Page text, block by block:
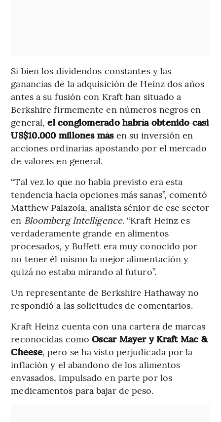
Si bien los dividendos constantes y las
ganancias de la adquisición de Heinz dos años
antes a su fusión con Kraft han situado a
Berkshire firmemente en números negros en
general,el conglomerado habría obtenido casi
US$10.000 millones másen su inversión en
acciones ordinarias apostando por el mercado
de valores en general.
“Tal vez lo que no había previsto era esta
tendencia hacia opciones más sanas”, comentó
Matthew Palazola, analista sénior de ese sector
en Bloomberg Intelligence. “Kraft Heinz es
verdaderamente grande en alimentos
procesados, y Buffett era muy conocido por
no tener él mismo la mejor alimentación y
quizá no estaba mirando al futuro”.
Un representante de Berkshire Hathaway no
respondió a las solicitudes de comentarios.
Kraft Heinz cuenta con una cartera de marcas
reconocidas comoOscar Mayer y Kraft Mac &
Cheese, pero se ha visto perjudicada por la
inflación y el abandono de los alimentos
envasados, impulsado en parte por los
medicamentos para bajar de peso.